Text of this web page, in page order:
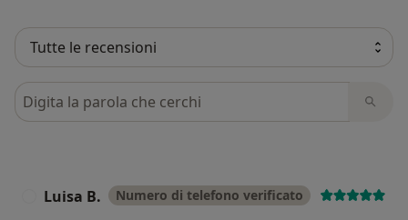
Cerca nelle recensioni
Luisa B. Numero di telefono verificato